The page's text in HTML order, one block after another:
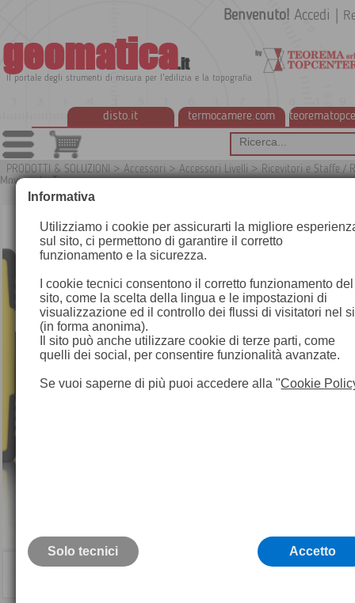
geomatica.it
Il portale degli strumenti di misura per l'edilizia e la topografia
disto.it termocamere.com
Benvenuto! Accedi
PRODOTTI & SOLUZIONI > Accessori > Accessori Livelli > Ricevitori e Staffe /
Movimento Terra
Informativa
Utilizziamo i cookie per assicurarti la migliore
sul sito, ci permettono di garantire il corretto
funzionamento e la sicurezza.
I cookie tecnici consentono il corretto funzionamento del
sito, come la scelta della lingua e le impostazioni di
visualizzazione ed il controllo dei flussi di visitatori nel
(in forma anonima).
Il sito può anche utilizzare cookie di terze parti, come
quelli dei social, per consentire funzionalità avanzate.
Se vuoi saperne di più puoi accedere alla "Cookie
Solo tecnici Accetto